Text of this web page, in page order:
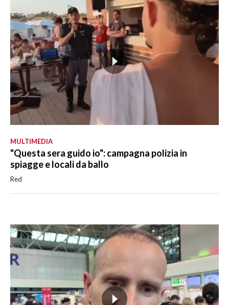
MULTIMEDIA
"Questa sera guido io": campagna polizia in
spiagge e locali da ballo
Red